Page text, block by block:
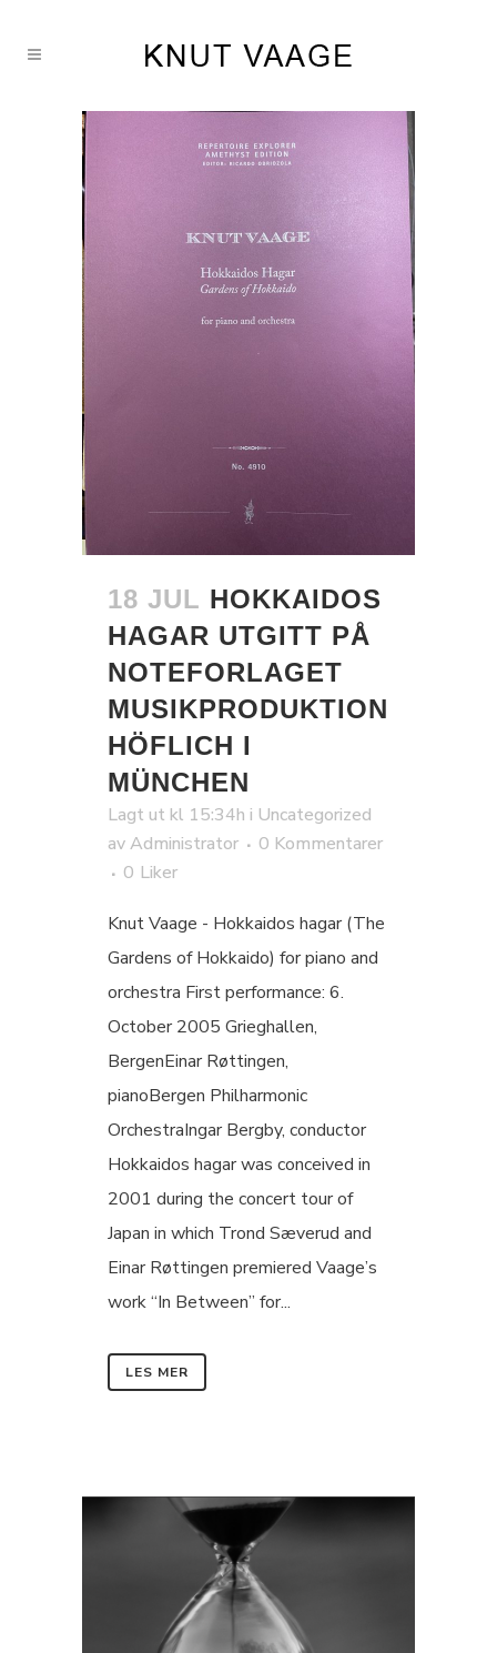
18 JUL HOKKAIDOS
HAGAR UTGITT PÅ
NOTEFORLAGET
MUSIKPRODUKTION
HÖFLICH I
MÜNCHEN
Lagt ut kl 15:34h i Uncategorized
avAdministrator
0 Kommentarer
0 Liker
Knut Vaage - Hokkaidos hagar (The
Gardens of Hokkaido) for piano and
orchestra First performance: 6.
October 2005 Grieghallen,
BergenEinar Røttingen,
pianoBergen Philharmonic
OrchestraIngar Bergby, conductor
Hokkaidos hagar was conceived in
2001 during the concert tour of
Japan in which Trond Sæverud and
Einar Røttingen premiered Vaage’s
work “In Between” for...
LES MER